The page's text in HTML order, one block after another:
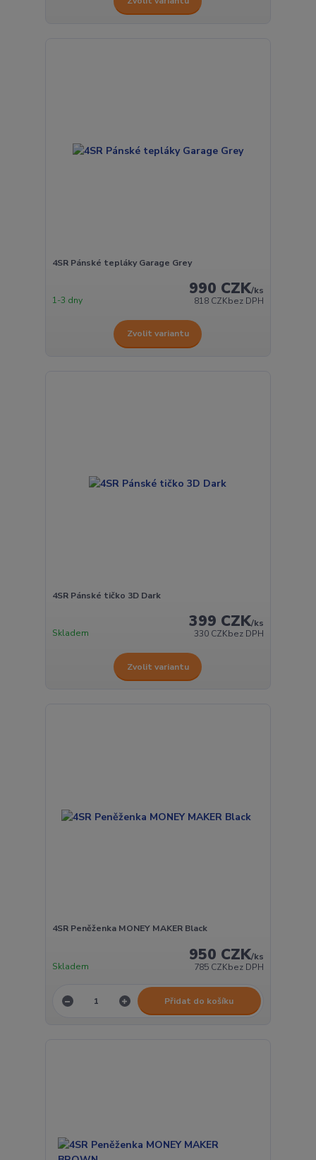
4SR Pánské tepláky Garage Grey
990 CZK/ks
818 CZKbez DPH
1-3 dny
Zvolit variantu
4SR Pánské tičko 3D Dark
399 CZK/ks
330 CZKbez DPH
Skladem
Zvolit variantu
4SR Peněženka MONEY MAKER Black
950 CZK/ks
785 CZKbez DPH
Skladem
Přidat do košíku